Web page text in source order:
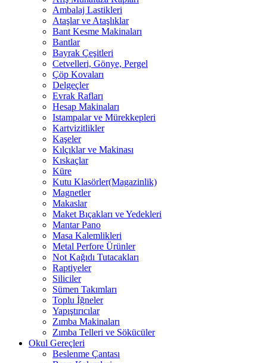
Ambalaj Lastikleri
Ataşlar ve Ataşlıklar
Bant Kesme Makinaları
Bantlar
Bayrak Çeşitleri
Cetvelleri, Gönye, Pergel
Çöp Kovaları
Delgeçler
Evrak Rafları
Hesap Makinaları
Istampalar ve Mürekkepleri
Kartvizitlikler
Kaşeler
Kılçıklar ve Makinası
Kıskaçlar
Küre
Kutu Klasörler(Magazinlik)
Magnetler
Makaslar
Maket Bıçakları ve Yedekleri
Mantar Pano
Masa Kalemlikleri
Metal Perfore Ürünler
Not Kağıdı Tutacakları
Raptiyeler
Siliciler
Sümen Takımları
Toplu İğneler
Yapıştırıcılar
Zımba Makinaları
Zımba Telleri ve Sökücüler
Okul Gereçleri
Beslenme Çantası